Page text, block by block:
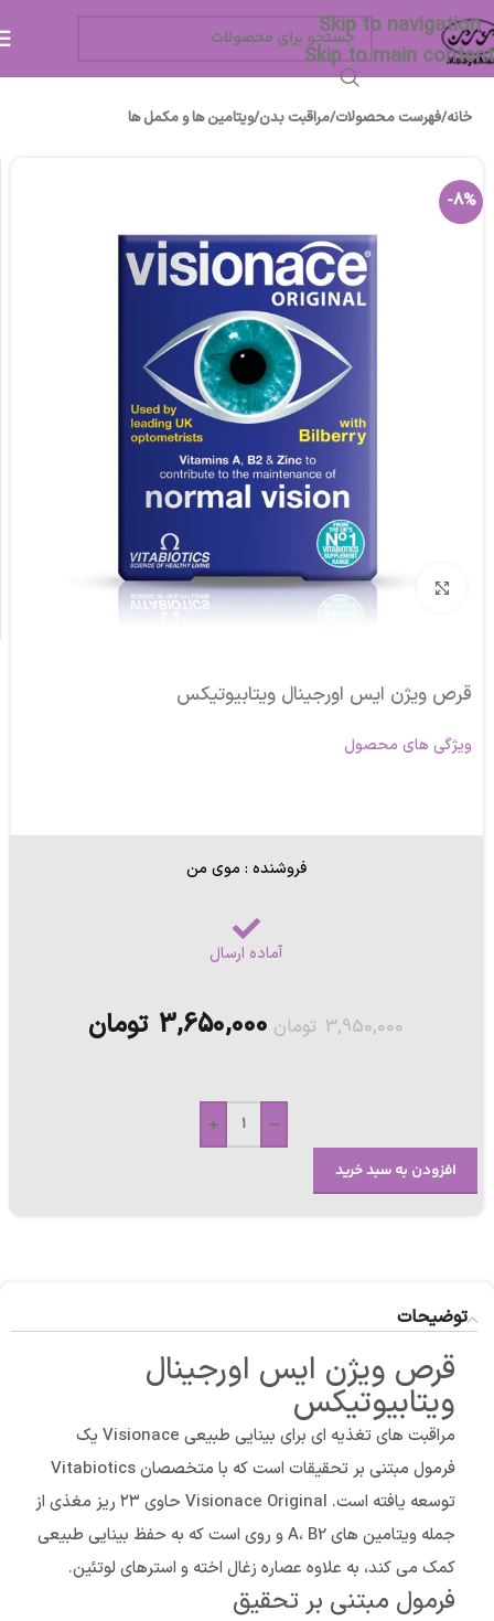
Skip to navigation
Skip to main content
خانه/فهرست محصولات/مراقبت بدن/ویتامین ها و مکمل ها
-8%
برای بزرگنمایی کلیک کنید
قرص ویژن ایس اورجینال ویتابیوتیکس
ویژگی های محصول
فروشنده : موی من
آماده ارسال
3,950,000 تومان 3,650,000 تومان
-
+
افزودن به سبد خرید
توضیحات
قرص ویژن ایس اورجینال
ویتابیوتیکس
مراقبت های تغذیه ای برای بینایی طبیعی Visionace یک
فرمول مبتنی بر تحقیقات است که با متخصصان Vitabiotics
توسعه یافته است. Visionace Original حاوی ۲۳ ریز مغذی از
جمله ویتامین های A، B2 و روی است که به حفظ بینایی طبیعی
کمک می کند، به علاوه عصاره زغال اخته و استرهای لوتئین.
فرمول مبتنی بر تحقیق